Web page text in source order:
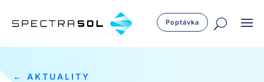
Poptávka
← AKTUALITY